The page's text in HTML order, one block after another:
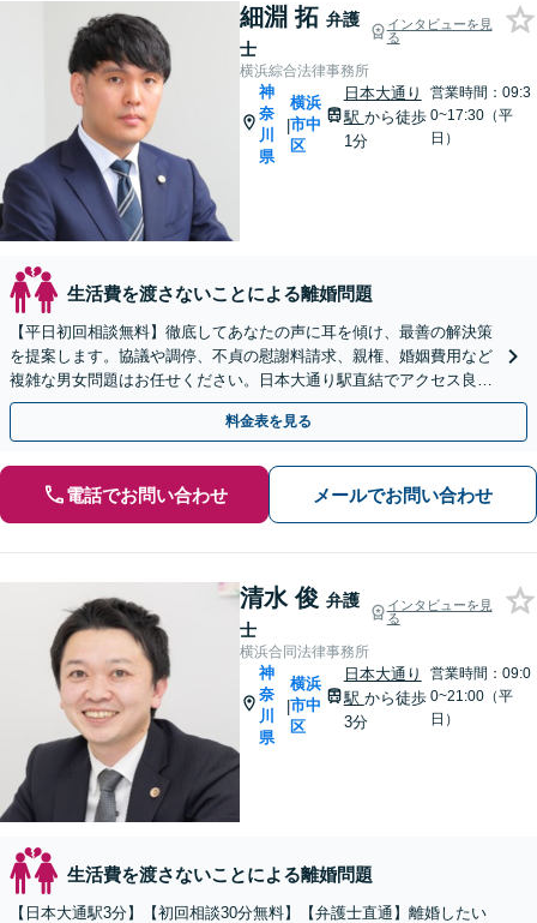
細淵 拓 弁護
士
インタビューを見
る
横浜綜合法律事務所
神
奈
川
県
|
横浜
市中
区
日本大通り
駅 から徒歩
1分
営業時間：09:3
0~17:30（平
日）
生活費を渡さないことによる離婚問題
【平日初回相談無料】徹底してあなたの声に耳を傾け、最善の解決策
を提案します。協議や調停、不貞の慰謝料請求、親権、婚姻費用など
複雑な男女問題はお任せください。日本大通り駅直結でアクセス良
好。まずは一人で抱え込まずお話しください。
料金表を見る
電話でお問い合わせ メールでお問い合わせ
清水 俊 弁護
士
インタビューを見
る
横浜合同法律事務所
神
奈
川
県
|
横浜
市中
区
日本大通り
駅 から徒歩
3分
営業時間：09:0
0~21:00（平
日）
生活費を渡さないことによる離婚問題
【日本大通駅3分】【初回相談30分無料】【弁護士直通】離婚したい